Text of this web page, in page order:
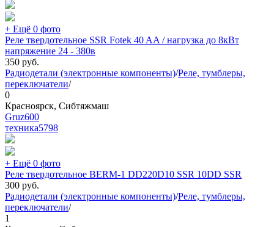
+ Ещё 0 фото
Реле твердотельное SSR Fotek 40 AA / нагрузка до 8кВт
напряжение 24 - 380в
350 руб.
Радиодетали (электронные компоненты)/Реле, тумблеры,
переключатели/
0
Красноярск, Сибтяжмаш
Gruz600
техника5798
+ Ещё 0 фото
Реле твердотельное BERM-1 DD220D10 SSR 10DD SSR
300 руб.
Радиодетали (электронные компоненты)/Реле, тумблеры,
переключатели/
1